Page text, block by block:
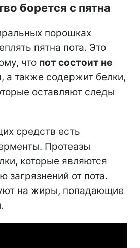
борется с пятна
порошках
пятна пота. Это
что пот состоит не
, а также содержит белки,
оставляют следы
средств есть
Протеазы
которые являются
загрязнений от пота.
на жиры, попадающие